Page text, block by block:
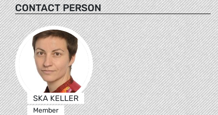
CONTACT PERSON
SKA KELLER
Member